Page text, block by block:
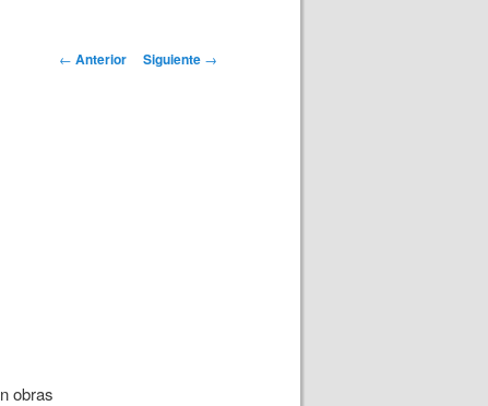
Navegación
← Anterior Siguiente →
obras